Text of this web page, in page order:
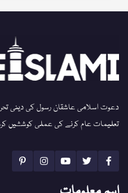
دعوت اسلامی عاشقان رسول کی دینی
تعلیمات عام کرنے کی عملی کوششیں